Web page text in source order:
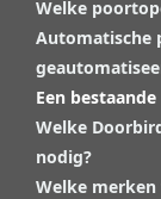
Welke
Automatische
Een
Welke
nodig?
Welke